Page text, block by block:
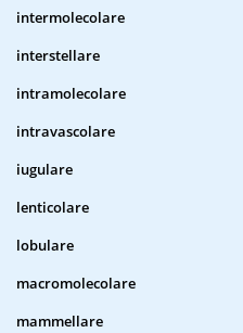
intermolecolare
interstellare
intramolecolare
intravascolare
iugulare
lenticolare
lobulare
macromolecolare
mammellare